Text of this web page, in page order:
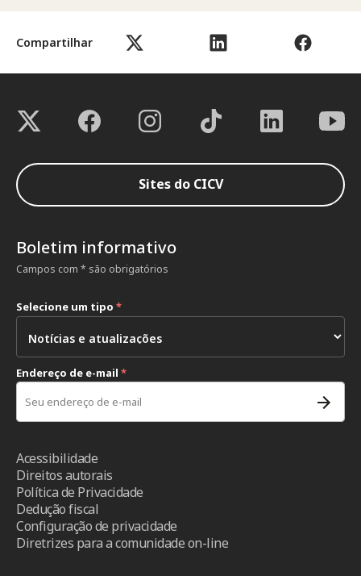
Compartilhar
Sites do CICV
Boletim informativo
Campos com * são obrigatórios
Selecione um tipo *
Endereço de e-mail *
Acessibilidade
Direitos autorais
Política de Privacidade
Dedução fiscal
Configuração de privacidade
Diretrizes para a comunidade on-line